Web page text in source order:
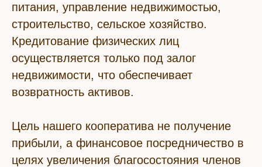
питания, управление недвижимостью,
строительство, сельское хозяйство.
Кредитование физических лиц
осуществляется только под залог
недвижимости, что обеспечивает
возвратность активов.
Цель нашего кооператива не получение
прибыли, а финансовое посредничество в
целях увеличения благосостояния членов